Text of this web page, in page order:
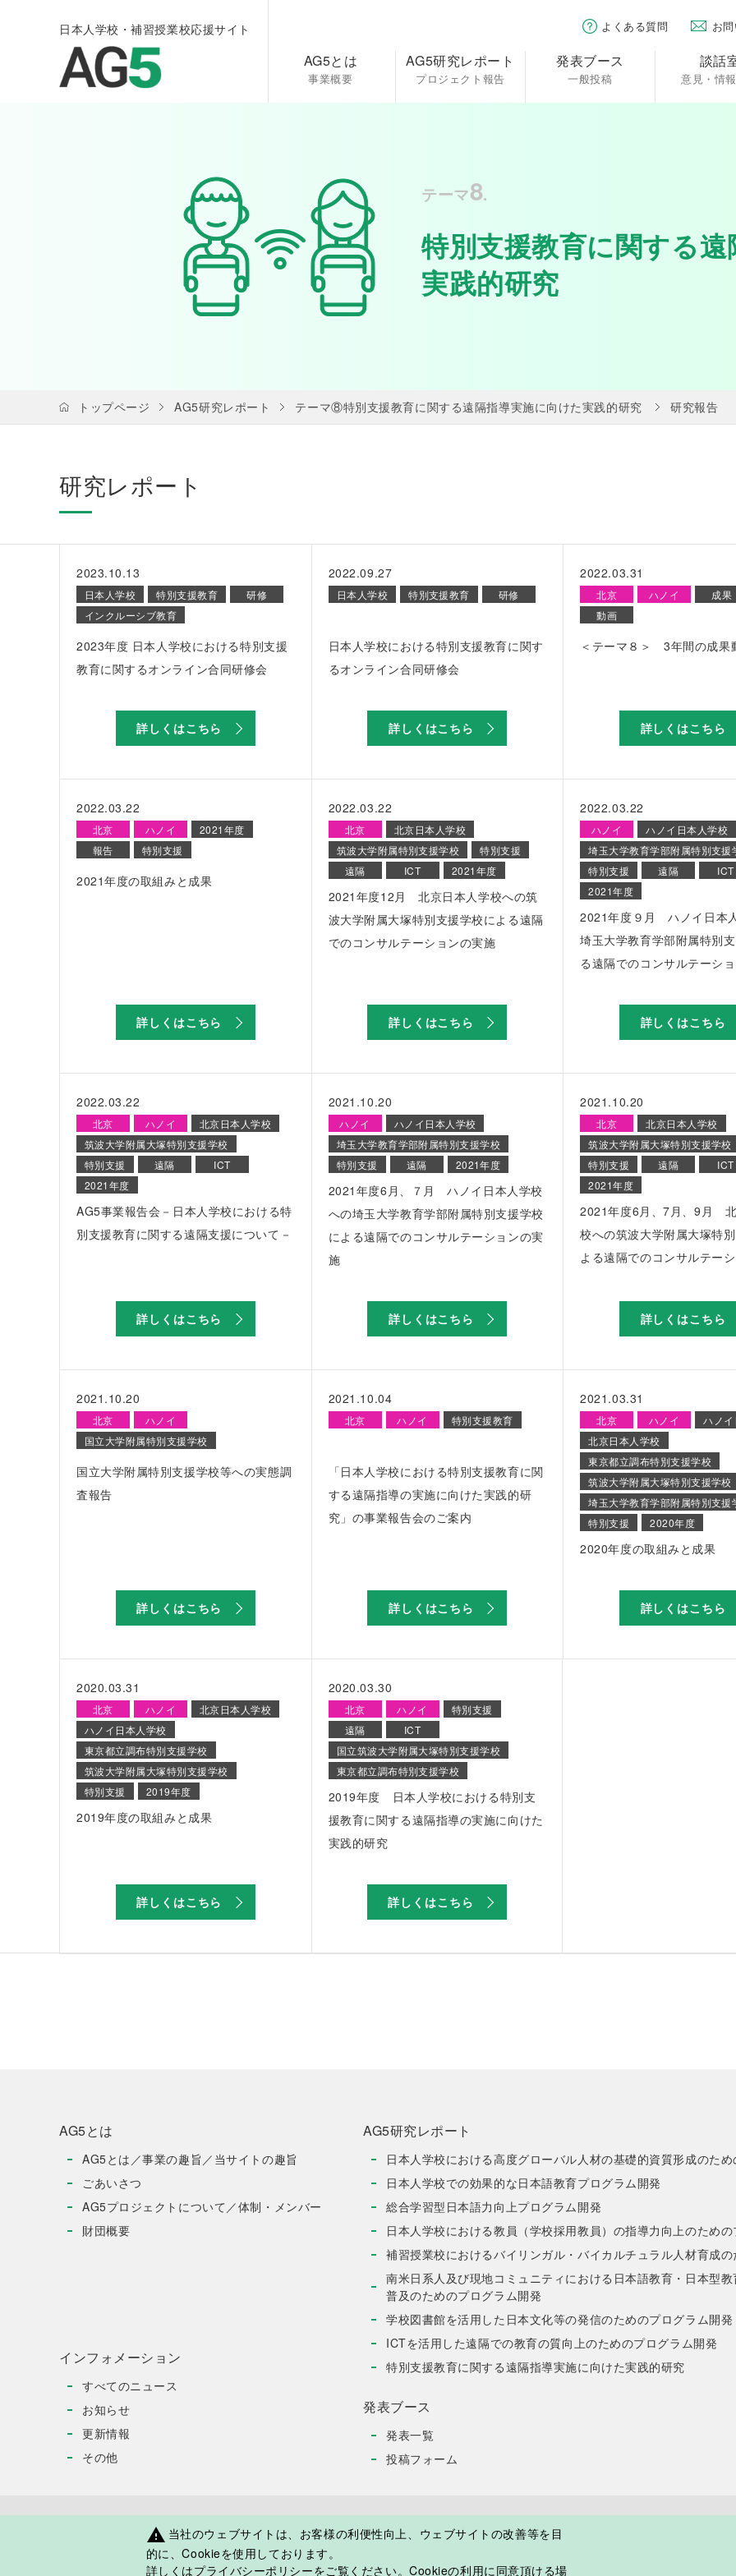
日本人学校・補習授業校応援サイト よくある質問 お
AG5とは
事業概要
AG5研究レポート
プロジェクト報告
発表ブース
一般投稿
談話
意見・情
テーマ8.
特別支援教育に関する
実践的研究
トップページ AG5研究レポート テーマ⑧特別支援教育に関する遠隔指導実施に向けた実践的研究 研究報告
研究レポート
2023.10.13
日本人学校 特別支援教育
研修
インクルーシブ教育
2023年度 日本人学校における特別支援
教育に関するオンライン合同研修会
詳しくはこちら
2022.09.27
日本人学校 特別支援教育 研修
日本人学校における特別支援教育に関す
るオンライン合同研修会
詳しくはこちら
2022.03.31
北京 ハノイ
成果
動画
＜テーマ８＞ 3年間の成果
詳しくはこちら
2022.03.22
北京 ハノイ
2021年度
報告
特別支援
2021年度の取組みと成果
詳しくはこちら
2022.03.22
北京
北京日本人学校
筑波大学附属特別支援学校
特別支援
遠隔
ICT 2021年度
2021年度12月 北京日本人学校への筑
波大学附属大塚特別支援学校による遠隔
でのコンサルテーションの実施
詳しくはこちら
2022.03.22
ハノイ
ハノイ日本人学校
埼玉大学教育学部附属特別支援
特別支援
遠隔
ICT
2021年度
2021年度９月 ハノイ日本
埼玉大学教育学部附属特別
る遠隔でのコンサルテーシ
詳しくはこちら
2022.03.22
北京 ハノイ
北京日本人学校
筑波大学附属大塚特別支援学校
特別支援
遠隔
ICT
2021年度
AG5事業報告会－日本人学校における特
別支援教育に関する遠隔支援について－
詳しくはこちら
2021.10.20
ハノイ
ハノイ日本人学校
埼玉大学教育学部附属特別支援学校
特別支援
遠隔 2021年度
2021年度6月、７月 ハノイ日本人学校
への埼玉大学教育学部附属特別支援学校
による遠隔でのコンサルテーションの実
施
詳しくはこちら
2021.10.20
北京
北京日本人学校
筑波大学附属大塚特別支援学校
特別支援
遠隔
ICT
2021年度
2021年度6月、7月、9月
校への筑波大学附属大塚特
よる遠隔でのコンサルテー
詳しくはこちら
2021.10.20
北京
ハノイ
国立大学附属特別支援学校
国立大学附属特別支援学校等への実態調
査報告
詳しくはこちら
2021.10.04
北京 ハノイ 特別支援教育
「日本人学校における特別支援教育に関
する遠隔指導の実施に向けた実践的研
究」の事業報告会のご案内
詳しくはこちら
2021.03.31
北京 ハノイ
ハノ
北京日本人学校
東京都立調布特別支援学校
筑波大学附属大塚特別支援学校
埼玉大学教育学部附属特別支援
特別支援
2020年度
2020年度の取組みと成果
詳しくはこちら
2020.03.31
北京 ハノイ
北京日本人学校
ハノイ日本人学校
東京都立調布特別支援学校
筑波大学附属大塚特別支援学校
特別支援
2019年度
2019年度の取組みと成果
詳しくはこちら
2020.03.30
北京 ハノイ
特別支援
遠隔
ICT
国立筑波大学附属大塚特別支援学校
東京都立調布特別支援学校
2019年度 日本人学校における特別支
援教育に関する遠隔指導の実施に向けた
実践的研究
詳しくはこちら
AG5とは
AG5とは／事業の趣旨／当サイトの趣旨
ごあいさつ
AG5プロジェクトについて／体制・メンバー
財団概要
インフォメーション
すべてのニュース
お知らせ
更新情報
その他
AG5研究レポート
日本人学校における高度グローバル人材の基礎的資質形成のた
日本人学校での効果的な日本語教育プログラム開発
総合学習型日本語力向上プログラム開発
日本人学校における教員（学校採用教員）の指導力向上のため
補習授業校におけるバイリンガル・バイカルチュラル人材育成
南米日系人及び現地コミュニティにおける日本語教育・日本型
普及のためのプログラム開発
学校図書館を活用した日本文化等の発信のためのプログラム開発
ICTを活用した遠隔での教育の質向上のためのプログラム開発
特別支援教育に関する遠隔指導実施に向けた実践的研究
発表ブース
発表一覧
投稿フォーム
日本人学校・補習授業校応援サイト JOESについて プライバシーポリシー ご利用上の注意
©2018 Japan Overseas Educational Services
warning 当社のウェブサイトは、お客様の利便性向上、ウェブサイトの改善等を目
的に、Cookieを使用しております。
詳しくはプライバシーポリシーをご覧ください。Cookieの利用に同意頂ける場